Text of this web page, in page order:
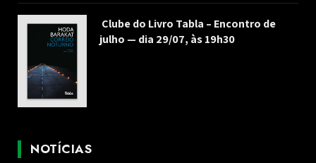
Clube do Livro Tabla – Encontro de
julho — dia 29/07, às 19h30
NOTÍCIAS